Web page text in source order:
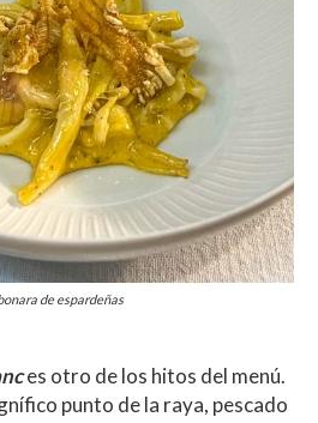
de espardeñas
es otro de los hitos del menú.
punto de la raya, pescado